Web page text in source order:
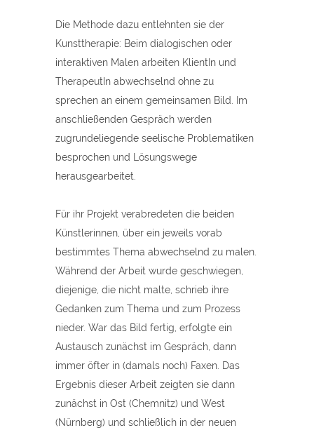
Die Methode dazu entlehnten sie der
Kunsttherapie: Beim dialogischen oder
interaktiven Malen arbeiten KlientIn und
TherapeutIn abwechselnd ohne zu
sprechen an einem gemeinsamen Bild. Im
anschließenden Gespräch werden
zugrundeliegende seelische Problematiken
besprochen und Lösungswege
herausgearbeitet.
Für ihr Projekt verabredeten die beiden
Künstlerinnen, über ein jeweils vorab
bestimmtes Thema abwechselnd zu malen.
Während der Arbeit wurde geschwiegen,
diejenige, die nicht malte, schrieb ihre
Gedanken zum Thema und zum Prozess
nieder. War das Bild fertig, erfolgte ein
Austausch zunächst im Gespräch, dann
immer öfter in (damals noch) Faxen. Das
Ergebnis dieser Arbeit zeigten sie dann
zunächst in Ost (Chemnitz) und West
(Nürnberg) und schließlich in der neuen